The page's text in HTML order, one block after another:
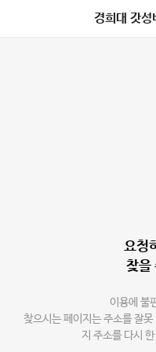
경희대 갓성
요청
찾을
이용에 불
찾으시는 페이지는 주소를 잘
지 주소를 다시